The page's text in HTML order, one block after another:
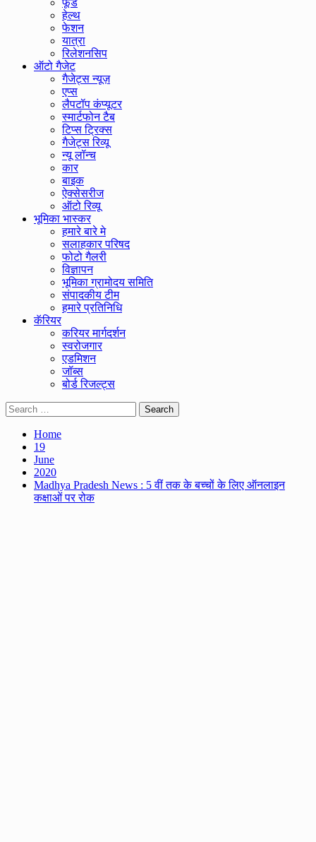
फूड
हेल्थ
फेशन
यात्रा
रिलेशनसिप
ऑटो गैजेट
गैजेट्स न्यूज़
एप्स
लैपटॉप कंप्यूटर
स्मार्टफोन टैब
टिप्स ट्रिक्स
गैजेट्स रिव्यू
न्यू लॉन्च
कार
बाइक
ऐक्सेसरीज
ऑटो रिव्यू
भूमिका भास्कर
हमारे बारे मे
सलाहकार परिषद
फोटो गैलरी
विज्ञापन
भूमिका ग्रामोदय समिति
संपादकीय टीम
हमारे प्रतिनिधि
कॅरियर
करियर मार्गदर्शन
स्वरोजगार
एडमिशन
जॉब्स
बोर्ड रिजल्ट्स
Search
for:
Home
19
June
2020
Madhya Pradesh News : 5 वीं तक के बच्चों के लिए ऑनलाइन
कक्षाओं पर रोक